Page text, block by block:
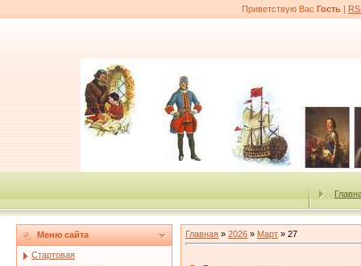
Приветствую Вас Гость |
Меню сайта
Стартовая
Главная » 2026 » Март » 27